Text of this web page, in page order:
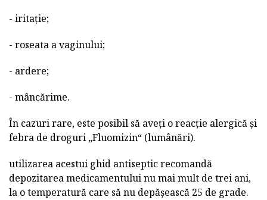
- iritație;
- roseata a vaginului;
- ardere;
- mâncărime.
În cazuri rare, este posibil să aveți o reacție alergică și
febra de droguri „Fluomizin“ (lumânări).
utilizarea acestui ghid antiseptic recomandă
depozitarea medicamentului nu mai mult de trei ani,
la o temperatură care să nu depășească 25 de grade.